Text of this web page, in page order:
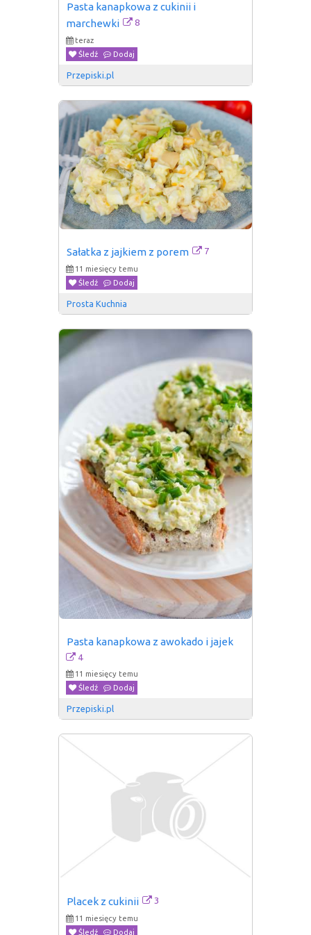
Pasta kanapkowa z cukinii i
marchewki
8
teraz
Śledź
Dodaj
Przepiski.pl
Sałatka z jajkiem z porem 7
11 miesięcy temu
Śledź
Dodaj
Prosta Kuchnia
Pasta kanapkowa z awokado i jajek
4
11 miesięcy temu
Śledź
Dodaj
Przepiski.pl
Placek z cukinii 3
11 miesięcy temu
Śledź
Dodaj